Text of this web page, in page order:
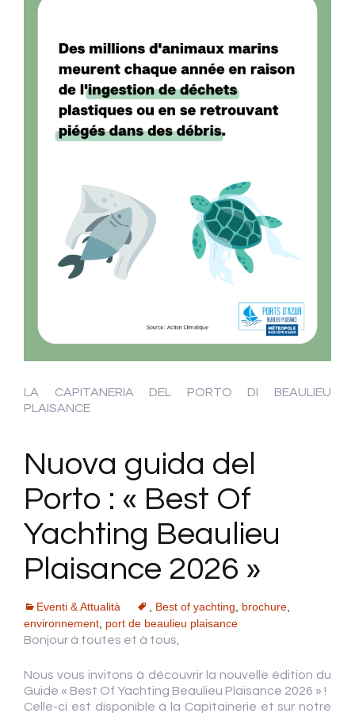
LA CAPITANERIA DEL PORTO DI BEAULIEU
PLAISANCE
Nuova guida del
Porto : « Best Of
Yachting Beaulieu
Plaisance 2026 »
Eventi & Attualità Best of yachting brochure
environnement port de beaulieu plaisance
Bonjour à toutes et à tous,
Nous vous invitons à découvrir la nouvelle édition du
Guide « Best Of Yachting Beaulieu Plaisance 2026 » !
Celle-ci est disponible à la Capitainerie et sur notre